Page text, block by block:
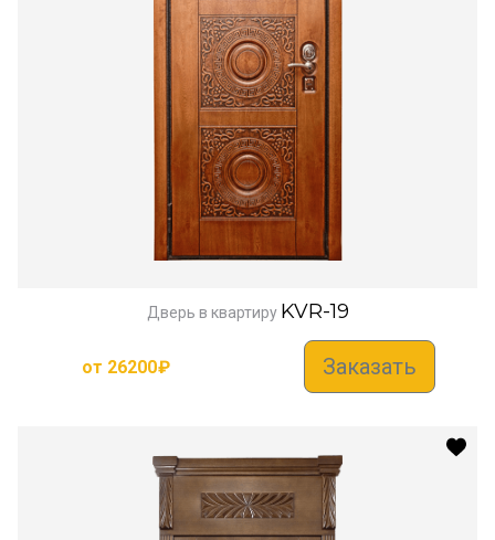
Дверь в квартиру KVR-19
от 26200₽ Заказать